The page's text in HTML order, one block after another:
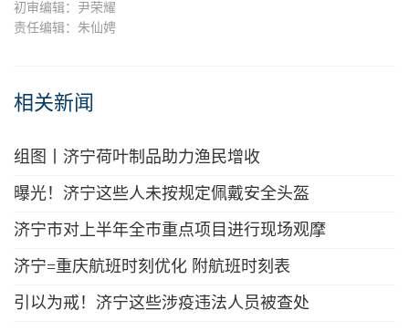
初审编辑：尹荣耀
责任编辑：朱仙娉
相关新闻
组图丨济宁荷叶制品助力渔民增收
曝光！济宁这些人未按规定佩戴安全头盔
济宁市对上半年全市重点项目进行现场观摩
济宁=重庆航班时刻优化 附航班时刻表
引以为戒！济宁这些涉疫违法人员被查处